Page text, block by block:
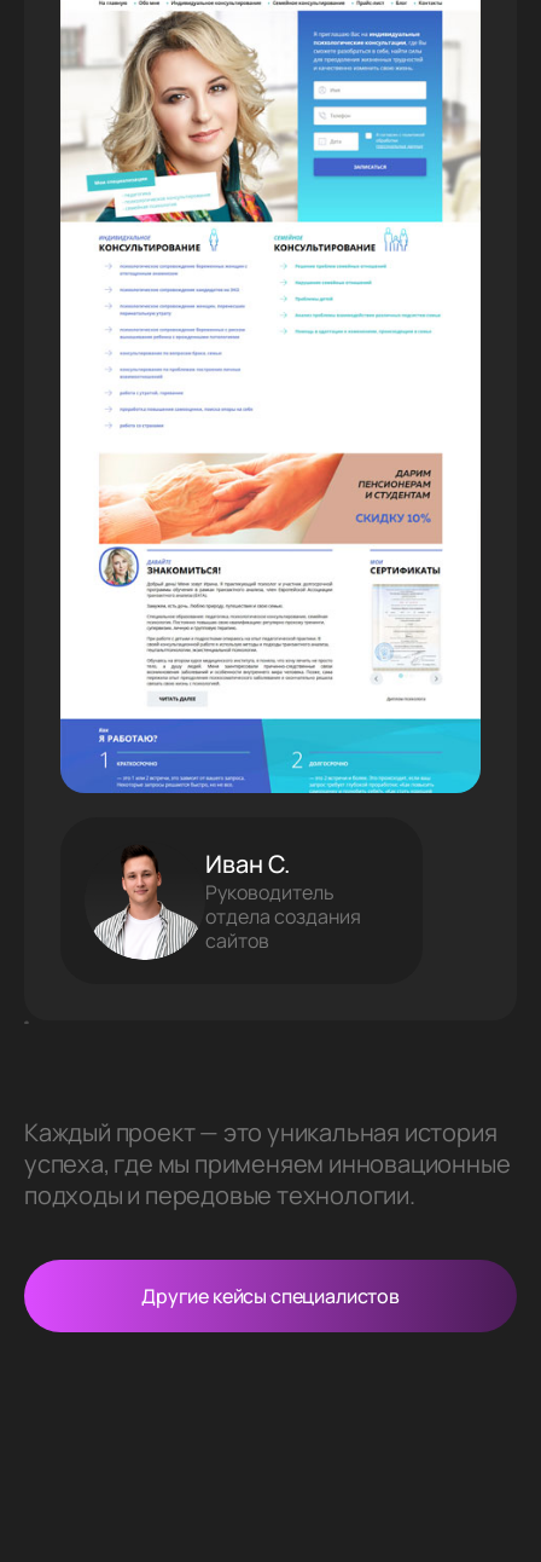
Иван С.
Руководитель
отдела создания
сайтов
Каждый проект — это уникальная история
успеха, где мы применяем инновационные
подходы и передовые технологии.
Другие кейсы специалистов